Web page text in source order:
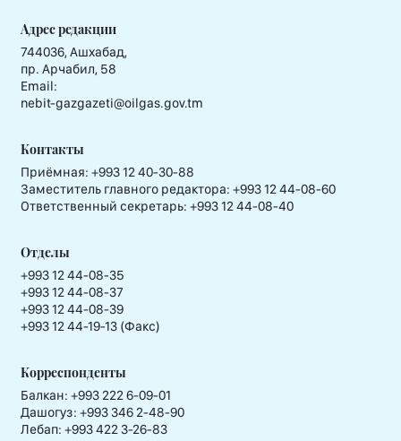
Адрес редакции
744036, Ашхабад,
пр. Арчабил, 58
Email:
nebit-gazgazeti@oilgas.gov.tm
Контакты
Приёмная: +993 12 40-30-88
Заместитель главного редактора: +993 12 44-08-60
Ответственный секретарь: +993 12 44-08-40
Отделы
+993 12 44-08-35
+993 12 44-08-37
+993 12 44-08-39
+993 12 44-19-13 (Факс)
Корреспонденты
Балкан: +993 222 6-09-01
Дашогуз: +993 346 2-48-90
Лебап: +993 422 3-26-83